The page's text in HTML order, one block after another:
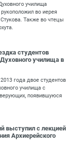
училища
во иерея
Также во чтецы
студентов
училища в
года двое студентов
училища с
появившуюся
выступил с лекцией
Архиерейского